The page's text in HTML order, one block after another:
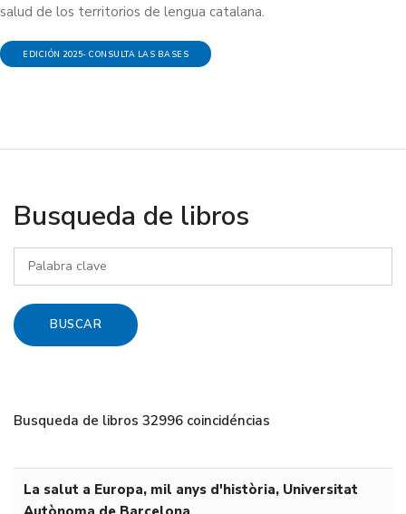
salud de los territorios de lengua catalana.
EDICIÓN 2025- CONSULTA LAS BASES
Busqueda de libros
Busqueda de libros 32996 coincidéncias
La salut a Europa, mil anys d'història, Universitat